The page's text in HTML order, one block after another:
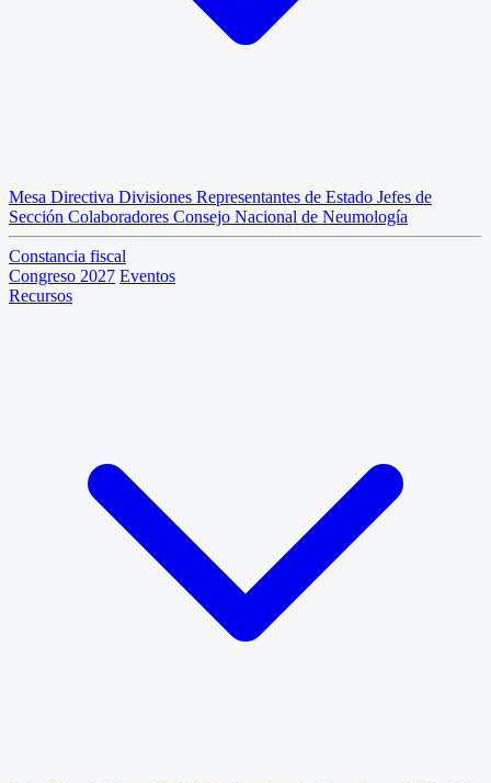
Mesa Directiva Divisiones Representantes de Estado Jefes de
Sección Colaboradores Consejo Nacional de Neumología
Constancia fiscal
Congreso 2027 Eventos
Recursos